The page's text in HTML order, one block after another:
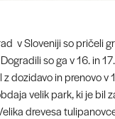
v Sloveniji so pričeli
so ga v 16. in
dozidavo in prenovo v
velik park, ki je bil
drevesa